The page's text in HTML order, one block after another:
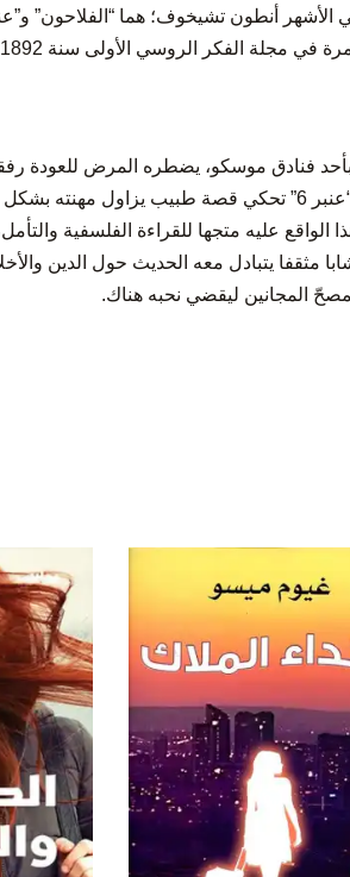
فنادق موسكو، يضطره المرض للعودة
وظلاميته وسكرته التي لا تكاد تنتهي. “عنبر 6” تحكي
عليه متجها للقراءة الفلسفية
مثقفا يتبادل معه الحديث حول الدين
المجانين ليقضي نحبه هناك.